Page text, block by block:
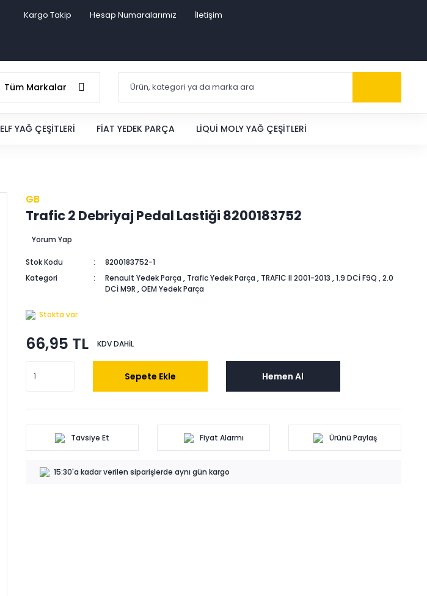
Kargo Takip Hesap Numaralarımız İletişim
Tüm Markalar
ELF YAĞ ÇEŞITLERI FIAT YEDEK PARÇA LIQUI MOLY YAĞ ÇEŞITLERI
GB
Trafic 2 Debriyaj Pedal Lastiği 8200183752
Yorum Yap
Stok Kodu
8200183752-1
Kategori
Renault Yedek Parça , Trafic Yedek Parça , TRAFIC II 2001-2013 ,1.9 DCİ F9Q ,2.0
DCİ M9R ,OEM Yedek Parça
Stokta var
66,95 TL KDV DAHİL
Sepete Ekle Hemen Al
Tavsiye Et Fiyat Alarmı Ürünü Paylaş
15:30'a kadar verilen siparişlerde aynı gün kargo